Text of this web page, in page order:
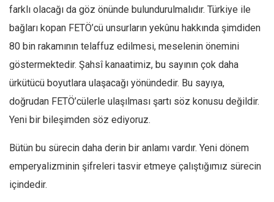
farklı olacağı da göz önünde bulundurulmalıdır. Türkiye ile
bağları kopan FETÖ’cü unsurların yekûnu hakkında şimdiden
80 bin rakamının telaffuz edilmesi, meselenin önemini
göstermektedir. Şahsî kanaatimiz, bu sayının çok daha
ürkütücü boyutlara ulaşacağı yönündedir. Bu sayıya,
doğrudan FETÖ’cülerle ulaşılması şartı söz konusu değildir.
Yeni bir bileşimden söz ediyoruz.
Bütün bu sürecin daha derin bir anlamı vardır. Yeni dönem
emperyalizminin şifreleri tasvir etmeye çalıştığımız sürecin
içindedir.